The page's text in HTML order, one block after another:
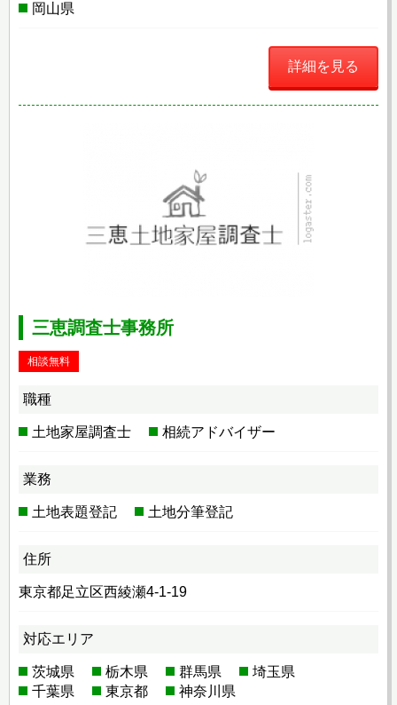
岡山県
詳細を見る
三恵調査士事務所
相談無料
職種
土地家屋調査士 相続アドバイザー
業務
土地表題登記 土地分筆登記
住所
東京都足立区西綾瀬4-1-19
対応エリア
茨城県 栃木県 群馬県
埼玉県
千葉県
東京都 神奈川県